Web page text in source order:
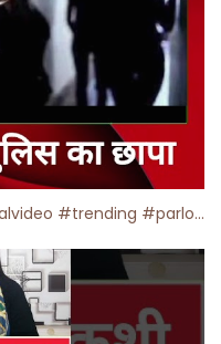
मसाज पार्लर पर पुलिस का छापा ! #viralvideo #trending #parlour